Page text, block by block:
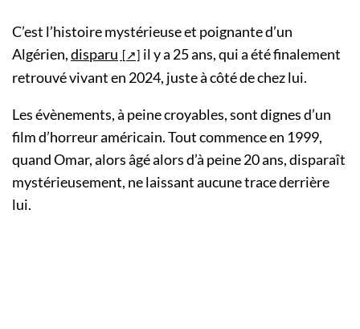
C’est l’histoire mystérieuse et poignante d’un
Algérien,disparu
il y a 25 ans, qui a été finalement
retrouvé vivant en 2024, juste à côté de chez lui.
Les évènements, à peine croyables, sont dignes d’un
film d’horreur américain. Tout commence en 1999,
quand Omar, alors âgé alors d’à peine 20 ans, disparaît
mystérieusement, ne laissant aucune trace derrière
lui.